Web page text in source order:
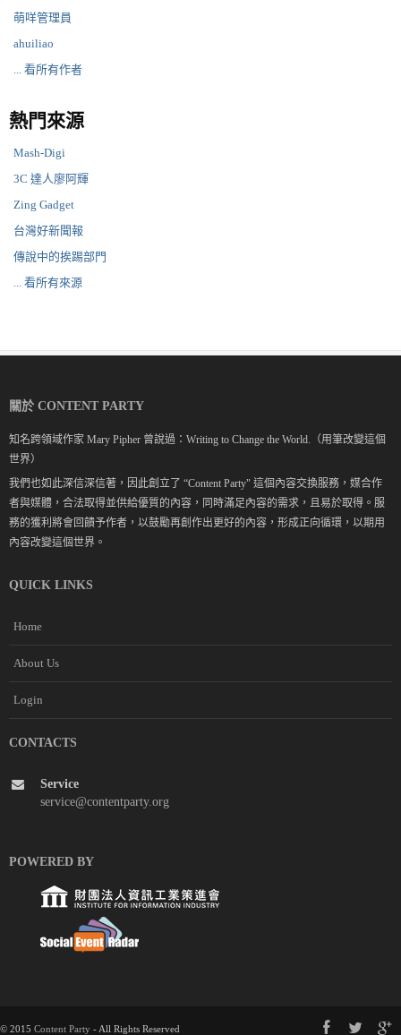
萌咩管理員
ahuiliao
... 看所有作者
熱門來源
Mash-Digi
3C 達人廖阿輝
Zing Gadget
台灣好新聞報
傳說中的挨踢部門
... 看所有來源
關於 CONTENT PARTY
知名跨領域作家 Mary Pipher 曾說過：Writing to Change the World.（用筆改變這個
世界）
我們也如此深信深信著，因此創立了 “Content Party" 這個內容交換服務，媒合作
者與媒體，合法取得並供給優質的內容，同時滿足內容的需求，且易於取得。服
務的獲利將會回饋予作者，以鼓勵再創作出更好的內容，形成正向循環，以期用
內容改變這個世界。
QUICK LINKS
Home
About Us
Login
CONTACTS
Service
service@contentparty.org
POWERED BY
© 2015 Content Party - All Rights Reserved